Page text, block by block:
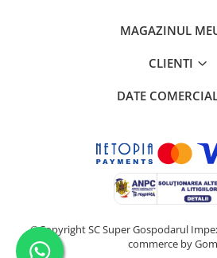
MAGAZINUL
CLIENTI
DATE
©Copyright SC Super Gospodarul
commerce by